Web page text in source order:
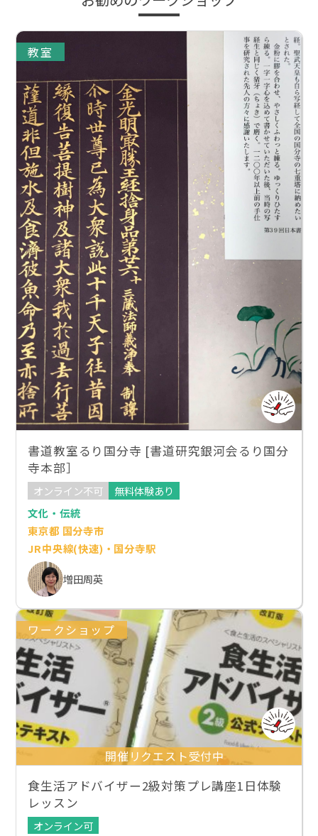
教室
書道教室るり国分寺 [書道研究銀河会るり国分
寺本部］
オンライン不可
無料体験あり
文化・伝統
東京都 国分寺市
JR中央線(快速)・国分寺駅
増田周英
ワークショップ
開催リクエスト受付中
食生活アドバイザー2級対策プレ講座1日体験
レッスン
オンライン可